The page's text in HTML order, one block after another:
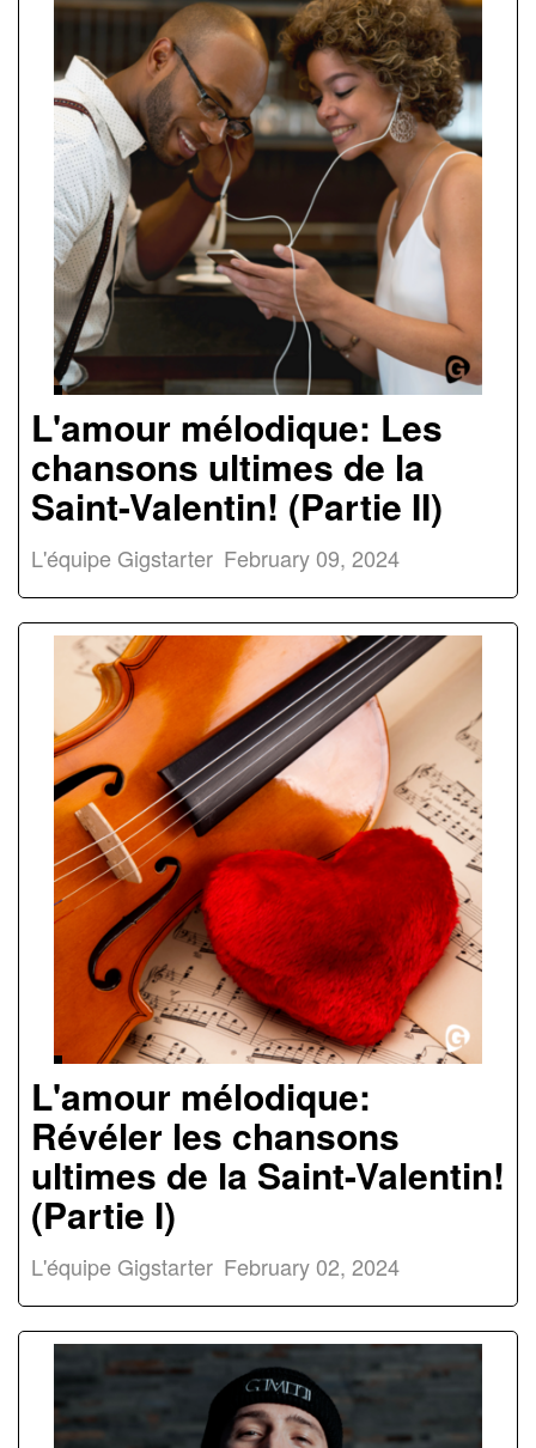
L'amour mélodique: Les
chansons ultimes de la
Saint-Valentin! (Partie II)
L'équipe Gigstarter February 09, 2024
L'amour mélodique:
Révéler les chansons
ultimes de la Saint-Valentin!
(Partie I)
L'équipe Gigstarter February 02, 2024